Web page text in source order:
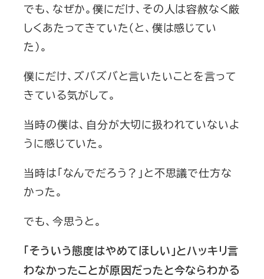
でも、なぜか。僕にだけ、その人は容赦なく厳
しくあたってきていた（と、僕は感じてい
た）。
僕にだけ、ズバズバと言いたいことを言って
きている気がして。
当時の僕は、自分が大切に扱われていないよ
うに感じていた。
当時は「なんでだろう？」と不思議で仕方な
かった。
でも、今思うと。
「そういう態度はやめてほしい」とハッキリ言
わなかったことが原因だったと今ならわかる